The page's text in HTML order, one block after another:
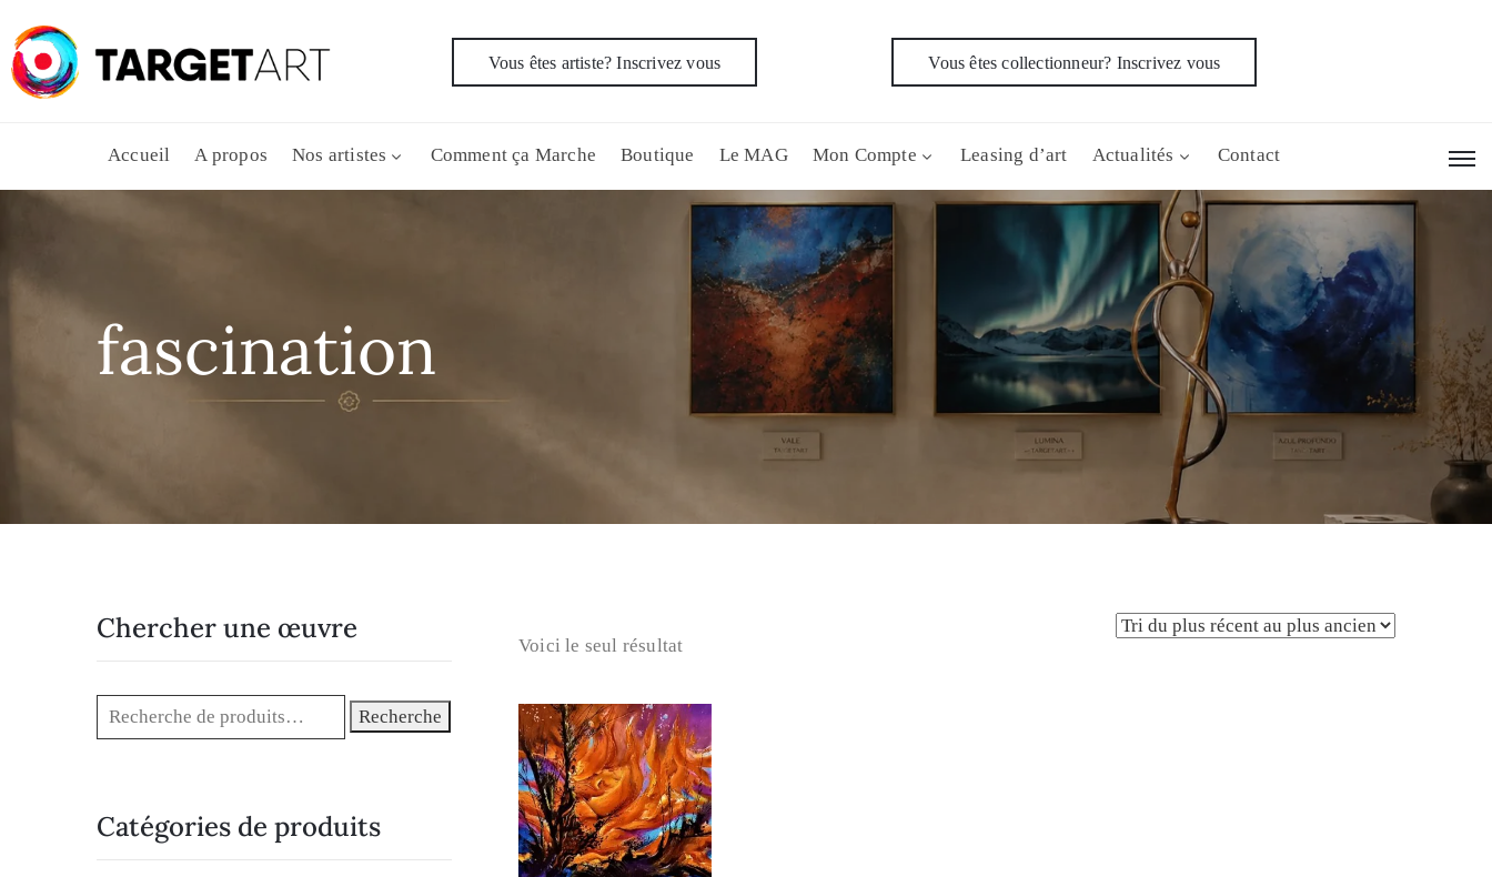
Vous êtes artiste? Inscrivez vous Vous êtes collectionneur? Inscrivez vous
Accueil A propos Nos artistes Comment ça Marche Boutique Le MAG Mon Compte Leasing d’art Actualités Contact
fascination
Voici le seul résultat
Chercher une œuvre
Recherche
Catégories de produits